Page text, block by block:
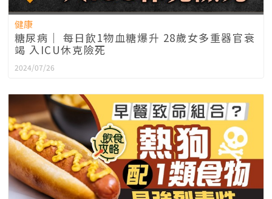
健康
糖尿病｜ 每日飲1物血糖爆升 28歲女多重器官衰
竭 入ICU休克險死
2024/07/26